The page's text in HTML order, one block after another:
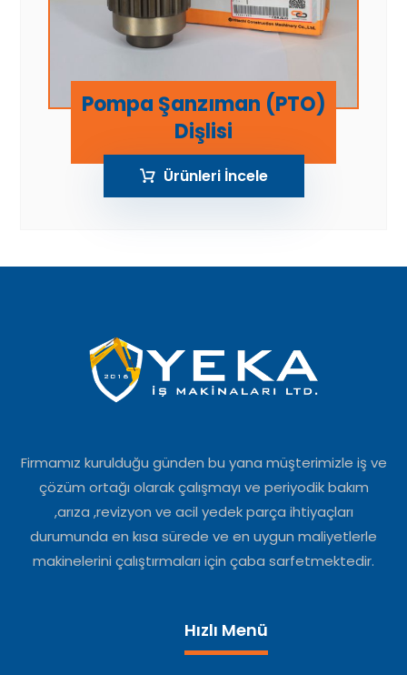
Pompa Şanzıman (PTO)
Dişlisi
Ürünleri İncele
Firmamız kurulduğu günden bu yana müşterimizle iş ve
çözüm ortağı olarak çalışmayı ve periyodik bakım
,arıza ,revizyon ve acil yedek parça ihtiyaçları
durumunda en kısa sürede ve en uygun maliyetlerle
makinelerini çalıştırmaları için çaba sarfetmektedir.
Hızlı Menü